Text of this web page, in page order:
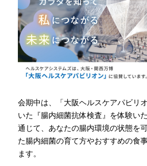
会期中は、「大阪ヘルスケアパビリ
いた『腸内細菌抗体検査』を体験い
通じて、あなたの腸内環境の状態を
た腸内細菌の育て方やおすすめの食
ます。